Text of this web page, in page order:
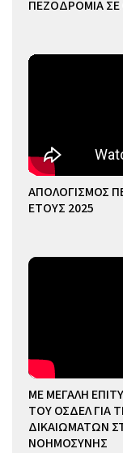
ΠΕΖΟΔΡΟΜΙΑ
ΑΠΟΛΟΓΙΣΜΟΣ
ΕΤΟΥΣ 2025
ΜΕ ΜΕΓΑΛΗ
ΤΟΥ ΟΣΔΕΛ ΓΙΑ
ΔΙΚΑΙΩΜΑΤΩΝ
ΝΟΗΜΟΣΥΝΗΣ